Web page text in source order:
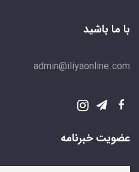
با ما باشید
admin@iliyaonline.com
عضویت خبرنامه